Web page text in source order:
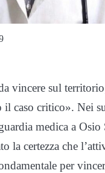
vincere sul
il caso critico». Nei
medica a Osio
la certezza che
per